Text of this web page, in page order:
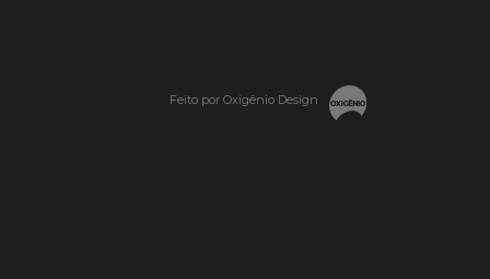
Feito por Oxigênio Design